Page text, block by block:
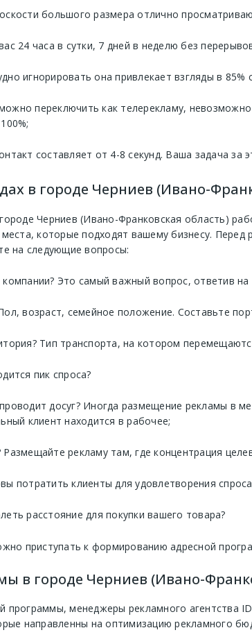
большого размера отлично
24 часа в сутки, 7 дней в неделю без
игнорировать она привлекает взгляды в 85%
переключить как телерекламу,
составляет от 4-8 секунд. Ваша задача
в городе Черниев (Ивано-
Черниев (Ивано-Франковская область)
которые подходят вашему бизнесу.
на следующие вопросы:
компании? Это самый важный вопрос, ответив
возраст, семейное положение. Составьте
Тип транспорта, на котором
пик спроса?
досуг? Иногда размещение рекламы в
клиент находится в рабочее;
рекламу там, где концентрация
потратить клиенты для удовлетворения
расстояние для покупки вашего товара?
приступать к формированию адресной
в городе Черниев (Ивано-
программы, менеджеры рекламного агентства
направленны на оптимизацию рекламного